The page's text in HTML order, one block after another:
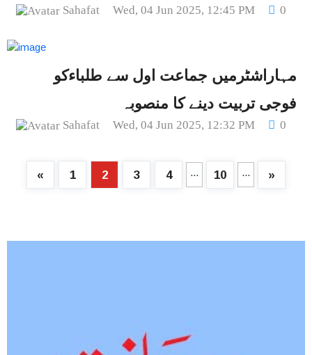
Sahafat Wed, 04 Jun 2025, 12:45 PM 0
مہاراشٹرمیں جماعت اول سے طلباءکو
فوجی تربیت دینے کا منصوبہ
Sahafat Wed, 04 Jun 2025, 12:32 PM 0
« 1 2 3 4 ... 10 ... »